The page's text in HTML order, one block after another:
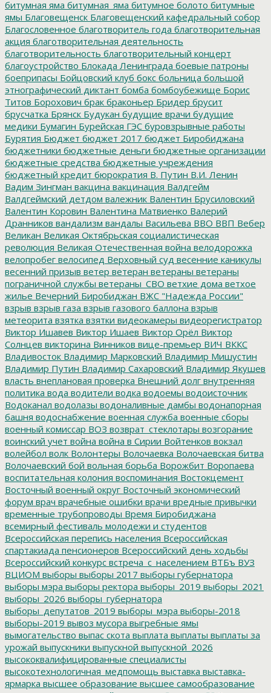
битумная яма битумная_яма битумное болото битумные
ямы Благовещенск Благовещенский кафедральный собор
Благословенное благотворитель года благотворительная
акция благотворительная деятельность
благотворительность благотворительный концерт
благоустройство Блокада Ленинграда боевые патроны
боеприпасы Бойцовский клуб бокс больница большой
этнографический диктант бомба бомбоубежище Борис
Титов Борохович брак браконьер Бридер брусит
брусчатка Брянск Будукан будущие врачи будущие
медики Бумагин Бурейская ГЭС буровзрывные работы
Бурятия Бюджет бюджет 2017 бюджет Биробиджана
бюджетники бюджетные деньги бюджетные организации
бюджетные средства бюджетные учреждения
бюджетный кредит бюрократия В. Путин В.И. Ленин
Вадим Зингман вакцина вакцинация Валдгейм
Валдгеймский детдом валежник Валентин Брусиловский
Валентин Коровин Валентина Матвиенко Валерий
Дранников вандализм вандалы Васильева ВВО ВВП Вебер
Великан Великая Октябрьская социалистическая
революция Великая Отечественная война велодорожка
велопробег велосипед Верховный суд весенние каникулы
весенний призыв ветер ветеран ветераны ветераны
пограничной службы ветераны_СВО ветхие дома ветхое
жилье Вечерний Биробиджан ВЖС "Надежда России"
взрыв взрыв газа взрыв газового баллона взрыв
метеорита взятка взятки видеокамеры видеорегистратор
Виктор Ишавев Виктор Ишаев Виктор Орёл Виктор
Солнцев викторина Винников вице-премьер ВИЧ ВККС
Владивосток Владимир Марковский Владимир Мишустин
Владимир Путин Владимир Сахаровский Владимир Якушев
власть внеплановая проверка Внешний долг внутренняя
политика вода водители водка водоемы водоисточник
Водоканал водолазы водоналивные дамбы водонапорная
башня водоснабжение военная служба военные сборы
военный комиссар ВОЗ возврат_стеклотары возгорание
воинский учет война война в Сирии Войтенков вокзал
волейбол волк Волонтеры Волочаевка Волочаевская битва
Волочаевский бой вольная борьба Ворожбит Воропаева
воспитательная колония воспоминания Востокцемент
Восточный военный округ Восточный экономический
форум врач врачебные ошибки врачи вредные привычки
временные трубопроводы Время Биробиджана
всемирный фестиваль молодежи и студентов
Всероссийская перепись населения Всероссийская
спартакиада пенсионеров Всероссийский день ходьбы
Всероссийский конкурс встреча_с_населением ВТБъ ВУЗ
ВЦИОМ выборы выборы 2017 выборы губернатора
выборы мэра выборы ректора выборы_2019 выборы_2021
выборы_2026 выборы_губернатора
выборы_депутатов_2019 выборы_мэра выборы-2018
выборы-2019 вывоз мусора выгребные ямы
вымогательство выпас скота выплата выплаты выплаты за
урожай выпускники выпускной выпускной_2026
высококвалифицированные специалисты
высокотехнологичная_медпомощь выставка выставка-
ярмарка высшее образование высшее самообразование